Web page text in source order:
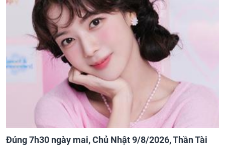
Đúng 7h30 ngày mai, Chủ Nhật 9/8/2026, Thần Tài